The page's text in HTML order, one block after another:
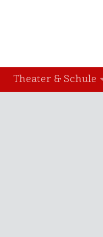
Theater & Schule